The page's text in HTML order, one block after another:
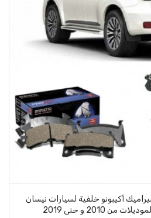
أكيبونو خلفية لسيارات نيسان
2010 و حتى 2019